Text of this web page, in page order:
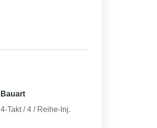
Bauart
4-Takt / 4 / Reihe-Inj.